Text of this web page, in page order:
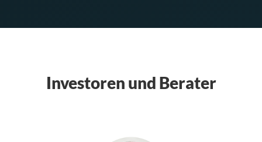
Investoren und Berater